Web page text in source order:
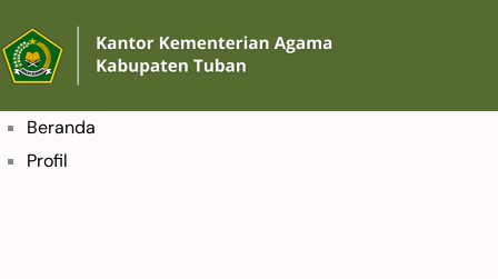
Beranda
Profil